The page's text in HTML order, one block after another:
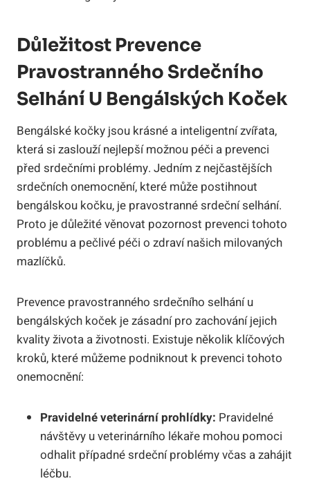
Důležitost Prevence
Pravostranného Srdečního
Selhání U Bengálských Koček
Bengálské kočky jsou krásné a inteligentní zvířata,
která si zaslouží nejlepší možnou péči a prevenci
před srdečními problémy. Jedním z nejčastějších
srdečních onemocnění, které může postihnout
bengálskou kočku, je pravostranné srdeční selhání.
Proto je důležité věnovat pozornost prevenci tohoto
problému a pečlivé péči o zdraví našich milovaných
mazlíčků.
Prevence pravostranného srdečního selhání u
bengálských koček je zásadní pro zachování jejich
kvality života a životnosti. Existuje několik klíčových
kroků, které můžeme podniknout k prevenci tohoto
onemocnění:
Pravidelné veterinární prohlídky: Pravidelné
návštěvy u veterinárního lékaře mohou pomoci
odhalit případné srdeční problémy včas a zahájit
léčbu.